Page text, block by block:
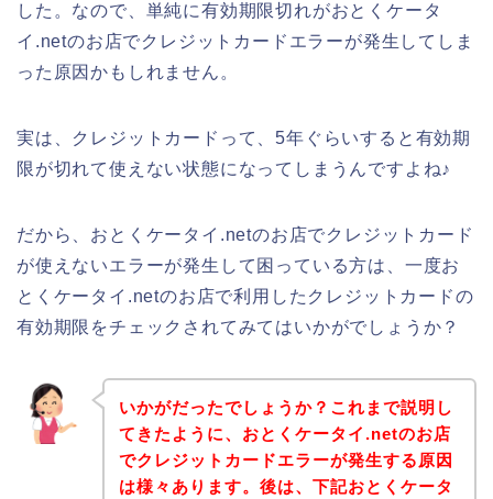
した。なので、単純に有効期限切れがおとくケータ
イ.netのお店でクレジットカードエラーが発生してしま
った原因かもしれません。
実は、クレジットカードって、5年ぐらいすると有効期
限が切れて使えない状態になってしまうんですよね♪
だから、おとくケータイ.netのお店でクレジットカード
が使えないエラーが発生して困っている方は、一度お
とくケータイ.netのお店で利用したクレジットカードの
有効期限をチェックされてみてはいかがでしょうか？
いかがだったでしょうか？これまで説明し
てきたように、おとくケータイ.netのお店
でクレジットカードエラーが発生する原因
は様々あります。後は、下記おとくケータ